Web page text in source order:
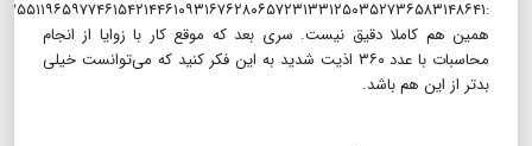
همین هم کاملا دقیق نیست. سری بعد که موقع کار با زوایا از انجام
محاسبات با عدد ۳۶۰ اذیت شدید به این فکر کنید که می‌توانست خیلی
بدتر از این هم باشد.